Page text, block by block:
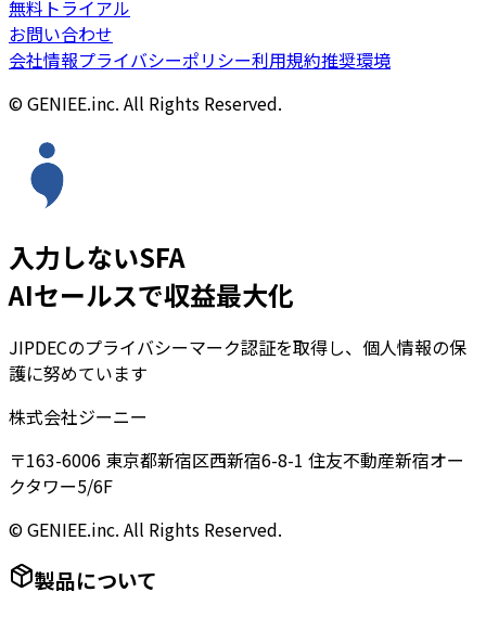
無料トライアル
お問い合わせ
会社情報プライバシーポリシー利用規約推奨環境
© GENIEE.inc. All Rights Reserved.
入力しないSFA
AIセールスで収益最大化
JIPDECのプライバシーマーク認証を取得し、個人情報の保
護に努めています
株式会社ジーニー
〒163-6006 東京都新宿区西新宿6-8-1 住友不動産新宿オー
クタワー5/6F
© GENIEE.inc. All Rights Reserved.
製品について